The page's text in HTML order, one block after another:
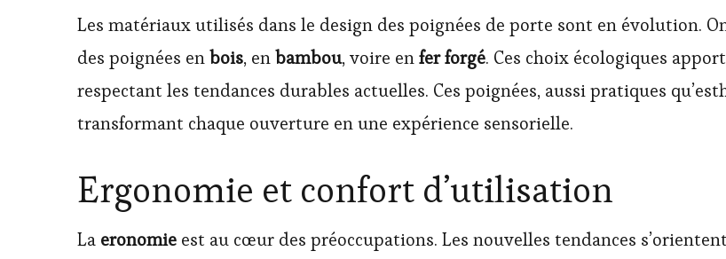
Les matériaux utilisés dans le design des poignées de porte sont en évolution.
des poignées enbois, enbambou, voire enfer forgé. Ces choix écologiques
respectant les tendances durables actuelles. Ces poignées, aussi pratiques
transformant chaque ouverture en une expérience sensorielle.
Ergonomie et confort d’utilisation
La eronomie est au cœur des préoccupations. Les nouvelles tendances